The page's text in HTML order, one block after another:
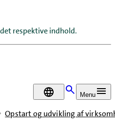
respektive indhold.
DA Menu
Opstart og udvikling af